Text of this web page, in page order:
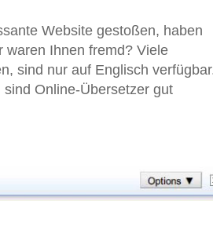
Website gestoßen, haben
waren Ihnen fremd? Viele
sind nur auf Englisch
Online-Übersetzer gut